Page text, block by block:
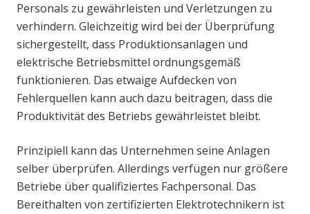
Personals zu gewährleisten und Verletzungen zu
verhindern. Gleichzeitig wird bei der Überprüfung
sichergestellt, dass Produktionsanlagen und
elektrische Betriebsmittel ordnungsgemäß
funktionieren. Das etwaige Aufdecken von
Fehlerquellen kann auch dazu beitragen, dass die
Produktivität des Betriebs gewährleistet bleibt.
Prinzipiell kann das Unternehmen seine Anlagen
selber überprüfen. Allerdings verfügen nur größere
Betriebe über qualifiziertes Fachpersonal. Das
Bereithalten von zertifizierten Elektrotechnikern ist